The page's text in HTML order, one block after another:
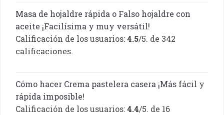
Masa de hojaldre rápida o Falso hojaldre con
aceite ¡Facilísima y muy versátil!
Calificación de los usuarios:4.5/5. de 342
calificaciones.
Cómo hacer Crema pastelera casera ¡Más fácil y
rápida imposible!
Calificación de los usuarios:4.4/5. de 16